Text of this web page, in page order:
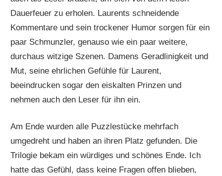
Dauerfeuer zu erholen. Laurents schneidende
Kommentare und sein trockener Humor sorgen für ein
paar Schmunzler, genauso wie ein paar weitere,
durchaus witzige Szenen. Damens Geradlinigkeit und
Mut, seine ehrlichen Gefühle für Laurent,
beeindrucken sogar den eiskalten Prinzen und
nehmen auch den Leser für ihn ein.
Am Ende wurden alle Puzzlestücke mehrfach
umgedreht und haben an ihren Platz gefunden. Die
Trilogie bekam ein würdiges und schönes Ende. Ich
hatte das Gefühl, dass keine Fragen offen blieben,